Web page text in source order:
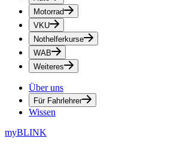
Motorrad
VKU
Nothelferkurse
WAB
Weiteres
Über uns
Für Fahrlehrer
Wissen
myBLINK